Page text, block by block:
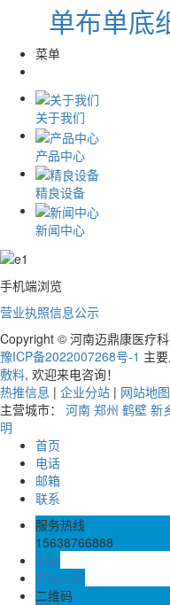
单布单底
菜单
关于我们
产品中心
精良设备
新闻中心
手机端浏览
营业执照信息公示
Copyright © 河南迈鼎康医疗
豫ICP备2022007268号-1 主
敷料, 欢迎来电咨询！
热推信息 | 企业分站 | 网站地图
主营城市： 河南 郑州 鹤壁 新
明
首页
电话
邮箱
联系
服务热线
15638766888
邮箱
在线留言
二维码